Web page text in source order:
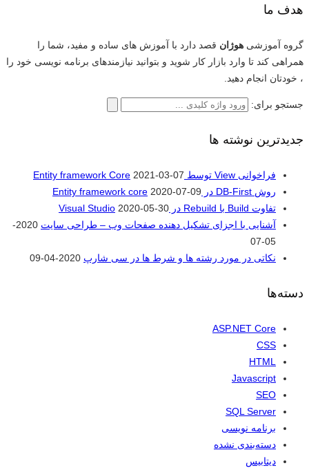
هدف ما
گروه آموزشی هوژان قصد دارد با آموزش های ساده و مفید، شما را
همراهی کند تا وارد بازار کار شوید و بتوانید نیازمندهای برنامه نویسی خود را
، خودتان انجام دهید.
جستجو برای:
جدیدترین نوشته ها
فراخوانی View توسط Entity framework Core
2021-03-07
روش DB-First در Entity framework core
2020-07-09
تفاوت Build با Rebuild در Visual Studio
2020-05-30
آشنایی با اجزای تشکیل دهنده صفحات وب – طراحی سایت
2020-
05-07
نکاتی در مورد رشته ها و شرط ها در سی شارپ 2020-04-09
دسته‌ها
ASP.NET Core
CSS
HTML
Javascript
SEO
SQL Server
برنامه نویسی
دسته‌بندی نشده
دیتابیس